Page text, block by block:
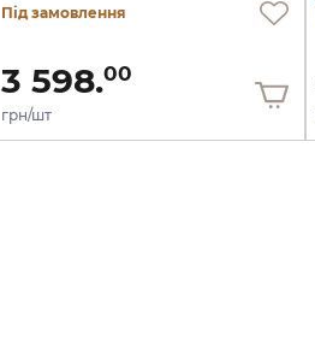
Під замовлення
3 598.00
грн/шт